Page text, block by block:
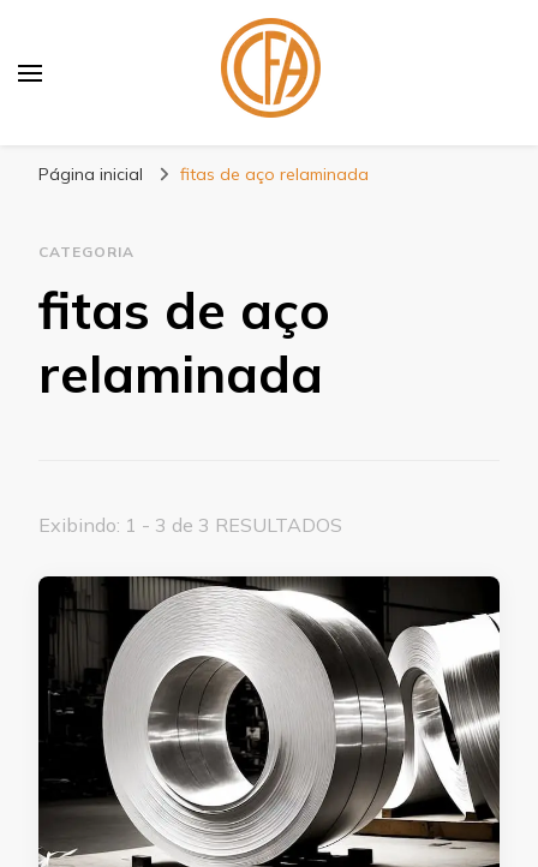
Página inicial fitas de aço relaminada
CATEGORIA
fitas de aço
relaminada
Exibindo: 1 - 3 de 3 RESULTADOS